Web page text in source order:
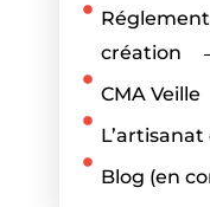
création
CMA Veille
Blog (en